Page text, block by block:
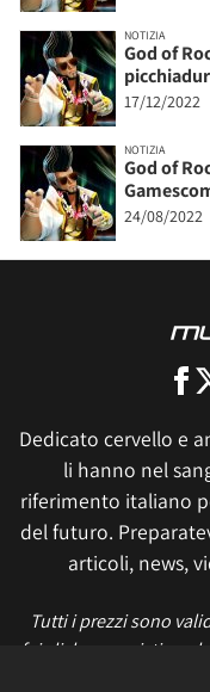
NOTIZIA
God of
17/12/2022
NOTIZIA
God of
24/08/2022
Dedicato cervello e
li hanno nel
riferimento italiano
del futuro.
articoli, news,
Tutti i prezzi sono
fai click o acquisti